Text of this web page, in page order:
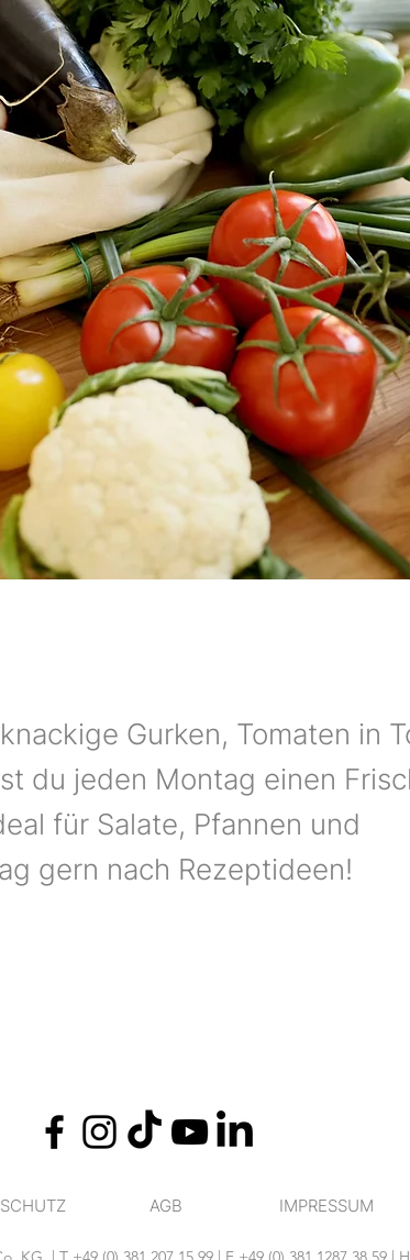
Gurken, Tomaten in
du jeden Montag einen
für Salate, Pfannen und
gern nach Rezeptideen!
AGB IMPRESSUM